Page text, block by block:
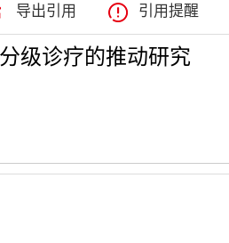
导出引用 引用提醒
级诊疗的推动研究